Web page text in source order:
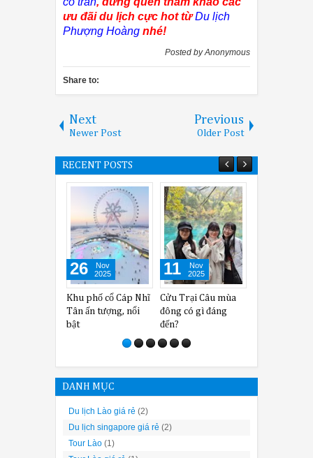
ưu đãi du lịch cực hot từDu lịch
Phượng Hoàng nhé!
Posted byAnonymous
Share to:
Next
Newer Post
Previous
Older Post
RECENT POSTS
Khu phố cổ Cáp Nhĩ
Tân ấn tượng, nổi
Cửu Trại Câu mùa
đông có gì đáng
11
Nov
Kinh nghiệm khi
tham gia Canton
02
Oct
2025
DANH MỤC
Du lịch Lào giá rẻ (2)
Du lịch singapore giá rẻ (2)
Tour Lào (1)